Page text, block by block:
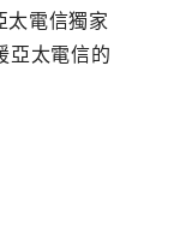
太電信獨家
亞太電信的